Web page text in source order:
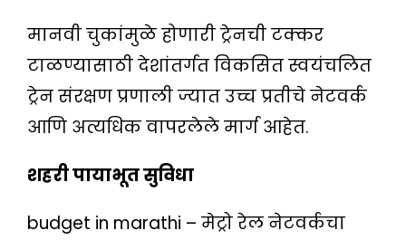
मानवी चुकांमुळे होणारी ट्रेनची टक्कर
टाळण्यासाठी देशांतर्गत विकसित स्वयंचलित
ट्रेन संरक्षण प्रणाली ज्यात उच्च प्रतीचे नेटवर्क
आणि अत्यधिक वापरलेले मार्ग आहेत.
शहरी पायाभूत सुविधा
budget in marathi – मेट्रो रेल नेटवर्कचा